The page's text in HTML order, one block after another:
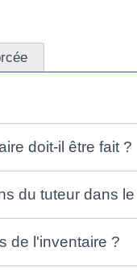
doit-il être fait ?
du tuteur dans
de l'inventaire ?